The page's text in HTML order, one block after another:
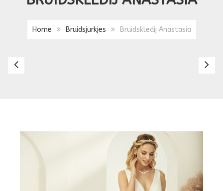
Home Bruidsjurkjes Bruidskledij Anastasia
Bruidskledij